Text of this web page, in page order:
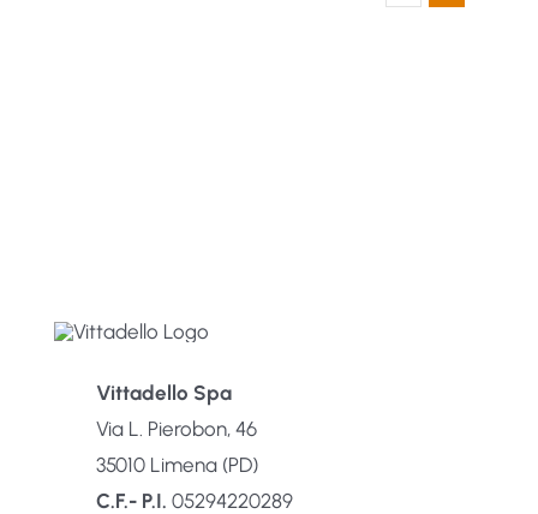
Vittadello Spa
Via L. Pierobon, 46
35010 Limena (PD)
C.F.- P.I. 05294220289